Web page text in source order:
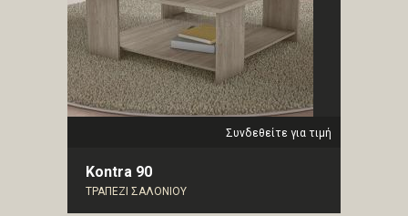
Συνδεθείτε για τιμή
Kontra 90
ΤΡΑΠΕΖΙ ΣΑΛΟΝΙΟΥ